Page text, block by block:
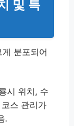
및 특
분포되어
시 위치, 수
스 관리가
.